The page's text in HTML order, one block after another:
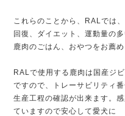
これらのことから、RALでは
回復、ダイエット、運動量の
鹿肉のごはん、おやつをお薦め
RALで使用する鹿肉は国産ジ
ですので、トレーサビリティ番
生産工程の確認が出来ます。
ていますので安心して愛犬に